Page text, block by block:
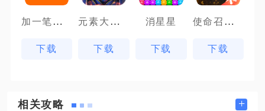
加一笔变新字
下载
元素大天使
下载
消星星
下载
使命召唤手游体验服
下载
相关攻略 +